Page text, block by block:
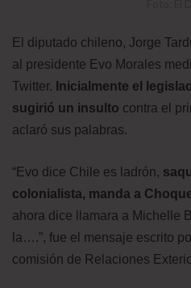
El diputado chileno, Jorge
al presidente Evo Morales
Twitter. Inicialmente el
sugirió un insulto contra el
aclaró sus palabras.
“Evo dice Chile es ladrón,
colonialista, manda a
ahora dice llamara a Michelle
la….”, fue el mensaje escrito
comisión de Relaciones